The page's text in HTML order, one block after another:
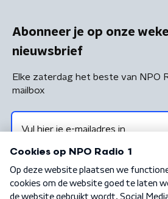
Abonneer je op onze
nieuwsbrief
Elke zaterdag het beste van NPO
mailbox